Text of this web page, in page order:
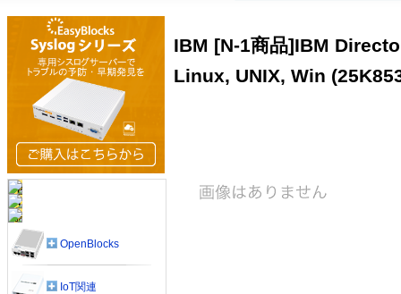
IBM [N-1商品]IBM
Linux, UNIX, Win
OpenBlocks
IoT関連